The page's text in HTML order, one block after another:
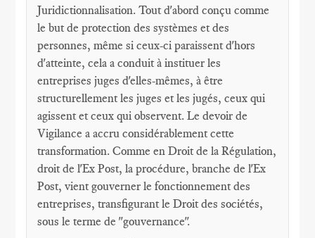
Juridictionnalisation. Tout d'abord conçu comme
le but de protection des systèmes et des
personnes, même si ceux-ci paraissent d'hors
d'atteinte, cela a conduit à instituer les
entreprises juges d'elles-mêmes, à être
structurellement les juges et les jugés, ceux qui
agissent et ceux qui observent. Le devoir de
Vigilance a accru considérablement cette
transformation. Comme en Droit de la Régulation,
droit de l'Ex Post, la procédure, branche de l'Ex
Post, vient gouverner le fonctionnement des
entreprises, transfigurant le Droit des sociétés,
sous le terme de "gouvernance".